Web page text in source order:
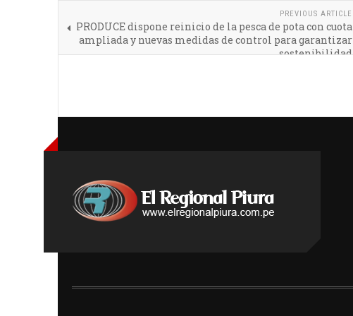
PREVIOUS ARTICLE
PRODUCE dispone reinicio de la pesca de pota con cuota
ampliada y nuevas medidas de control para garantizar
sostenibilidad